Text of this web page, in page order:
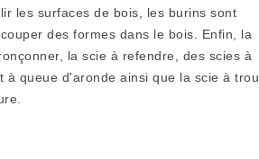
les surfaces de bois, les burins sont
des formes dans le bois. Enfin, la
la scie à refendre, des scies à
à queue d'aronde ainsi que la scie à trou